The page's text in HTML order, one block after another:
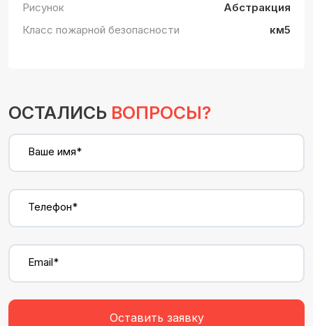
Рисунок
Абстракция
Класс пожарной безопасности
км5
ОСТАЛИСЬ ВОПРОСЫ?
Ваше имя*
Телефон*
Email*
Оставить заявку